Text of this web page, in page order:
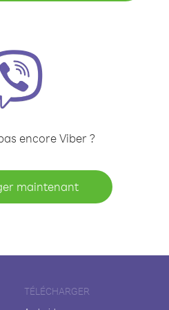
encore Viber ?
maintenant
TÉLÉCHARGER